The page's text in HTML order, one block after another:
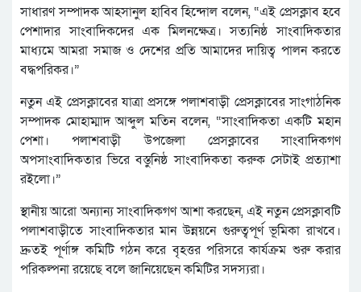
সাধারণ সম্পাদক আহসানুল হাবিব হিন্দোল বলেন, “এই প্রেসক্লাব হবে
পেশাদার সাংবাদিকদের এক মিলনক্ষেত্র। সত্যনিষ্ঠ সাংবাদিকতার
মাধ্যমে আমরা সমাজ ও দেশের প্রতি আমাদের দায়িত্ব পালন করতে
বদ্ধপরিকর।”
নতুন এই প্রেসক্লাবের যাত্রা প্রসঙ্গে পলাশবাড়ী প্রেসক্লাবের সাংগাঠনিক
সম্পাদক মোহাম্মাদ আব্দুল মতিন বলেন, “সাংবাদিকতা একটি মহান
পেশা। পলাশবাড়ী উপজেলা প্রেসক্লাবের সাংবাদিকগণ
অপসাংবাদিকতার ভিরে বস্তুনিষ্ঠ সাংবাদিকতা করুক সেটাই প্রত্যাশা
রইলো।”
স্থানীয় আরো অন্যান্য সাংবাদিকগণ আশা করছেন, এই নতুন প্রেসক্লাবটি
পলাশবাড়ীতে সাংবাদিকতার মান উন্নয়নে গুরুত্বপূর্ণ ভূমিকা রাখবে।
দ্রুতই পূর্ণাঙ্গ কমিটি গঠন করে বৃহত্তর পরিসরে কার্যক্রম শুরু করার
পরিকল্পনা রয়েছে বলে জানিয়েছেন কমিটির সদস্যরা।